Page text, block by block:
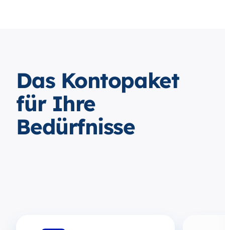
Das Kontopaket
für Ihre
Bedürfnisse